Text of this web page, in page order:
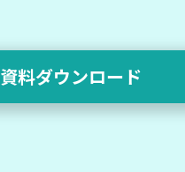
資料ダウンロード